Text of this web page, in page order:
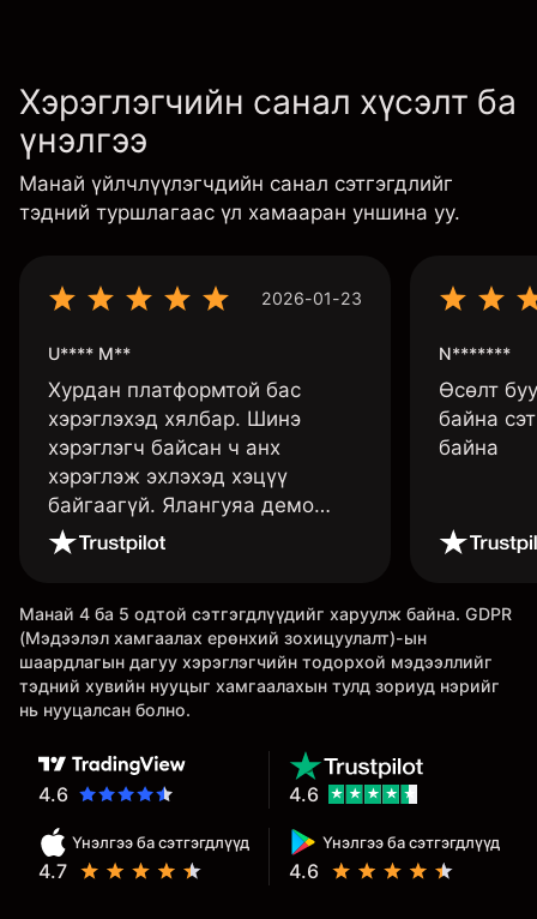
Хэрэглэгчийн санал хүсэлт ба
үнэлгээ
Манай үйлчлүүлэгчдийн санал сэтгэгдлийг
тэдний туршлагаас үл хамааран уншина уу.
2026-01-23
U**** M**
Хурдан платформтой бас
хэрэглэхэд хялбар. Шинэ
хэрэглэгч байсан ч анх
хэрэглэж эхлэхэд хэцүү
байгаагүй. Ялангуяа демо
данс нь их хэрэгтэй ба
дэмтэй.
N*******
Өсөлт
байна
байна
Манай 4 ба 5 одтой сэтгэгдлүүдийг харуулж байна. GDPR
(Мэдээлэл хамгаалах ерөнхий зохицуулалт)-ын
шаардлагын дагуу хэрэглэгчийн тодорхой мэдээллийг
тэдний хувийн нууцыг хамгаалахын тулд зориуд нэрийг
нь нууцалсан болно.
4.6
Үнэлгээ ба сэтгэгдлүүд
4.7
Үнэлгээ ба сэтгэгдлүүд
4.6
4.6